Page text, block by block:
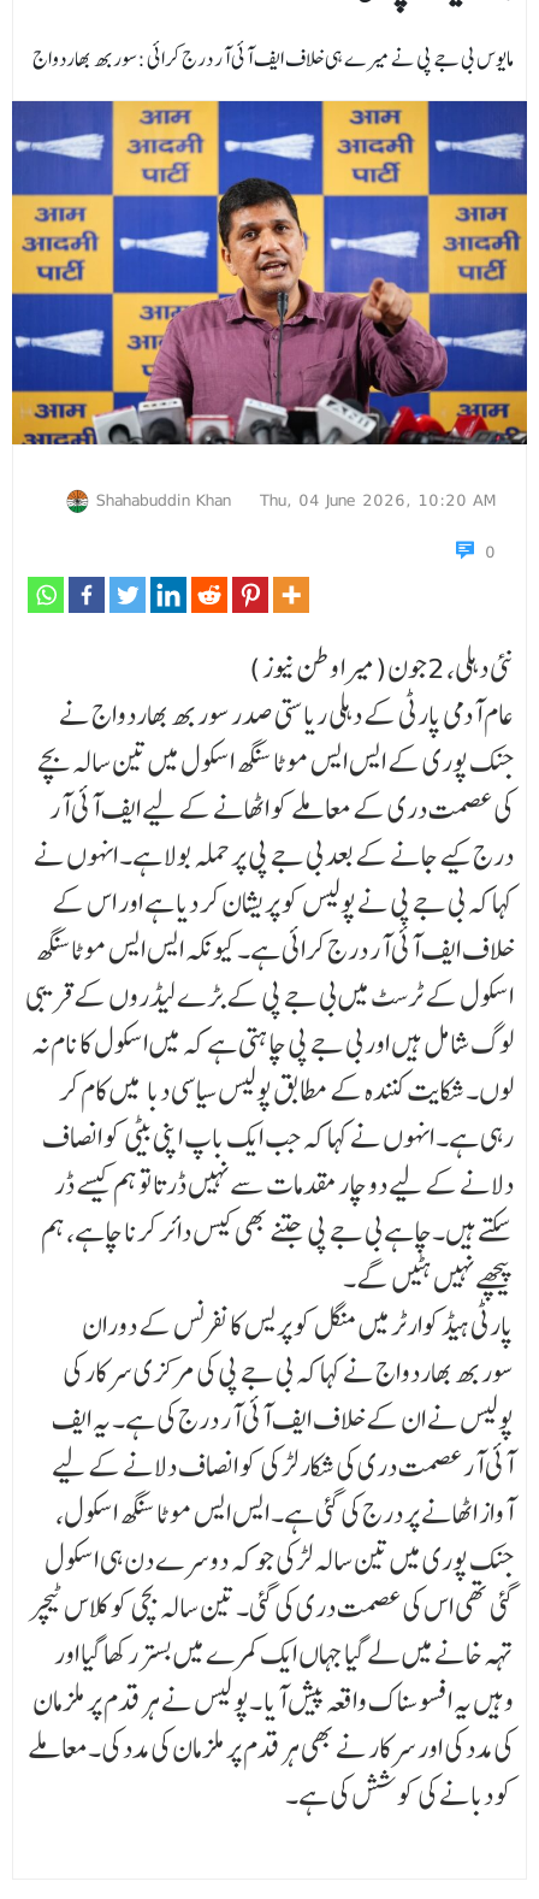
مایوس بی جے پی نے میرے ہی خلاف ایف آئی آر درج کرائی :سوربھ بھاردواج
Shahabuddin Khan
Thu, 04 June 2026, 10:20 AM
0
نئی دہلی، 2جون(میرا وطن نیوز )
عام آدمی پارٹی کے دہلی ریاستی صدر سوربھ بھاردواج نے
جنک پوری کے ایس ایس موٹا سنگھ اسکول میں تین سالہ بچے
کی عصمت دری کے معاملے کو اٹھانے کے لیے ایف آئی آر
درج کیے جانے کے بعد بی جے پی پر حملہ بولا ہے۔ انہوں نے
کہا کہ بی جے پی نے پولیس کو پریشان کر دیا ہے اور اس کے
خلاف ایف آئی آر درج کرائی ہے۔ کیونکہ ایس ایس موٹاسنگھ
اسکول کے ٹرسٹ میں بی جے پی کے بڑے لیڈروں کے قریبی
لوگ شامل ہیں اور بی جے پی چاہتی ہے کہ میں اسکول کا نام نہ
لوں۔ شکایت کنندہ کے مطابق پولیس سیاسی دبا ¶ میں کام کر
رہی ہے۔ انہوں نے کہا کہ جب ایک باپ اپنی بیٹی کو انصاف
دلانے کے لیے دو چار مقدمات سے نہیں ڈرتا تو ہم کیسے ڈر
سکتے ہیں۔چاہے بی جے پی جتنے بھی کیس دائر کرنا چاہے، ہم
پیچھے نہیں ہٹیں گے۔
پارٹی ہیڈکوارٹر میں منگل کو پریس کانفرنس کے دوران
سوربھ بھاردواج نے کہا کہ بی جے پی کی مرکزی سرکار کی
پولیس نے ان کے خلاف ایف آئی آر درج کی ہے۔ یہ ایف
آئی آر عصمت دری کی شکار لڑ کی کو انصاف دلانے کے لیے
آواز اٹھانے پر درج کی گئی ہے۔ ایس ایس موٹا سنگھ اسکول،
جنک پوری میں تین سالہ لڑکی جو کہ دوسرے دن ہی اسکول
گئی تھی اس کی عصمت دری کی گئی۔ تین سالہ بچی کو کلاس ٹیچر
تہہ خانے میں لے گیا جہاں ایک کمرے میں بستر رکھا گیا اور
وہیں یہ افسوسناک واقعہ پیش آیا ۔پو لیس نے ہر قدم پر ملزمان
کی مدد کی اور سرکار نے بھی ہر قدم پر ملزمان کی مدد کی۔معاملے
کو دبانے کی کوشش کی ہے۔